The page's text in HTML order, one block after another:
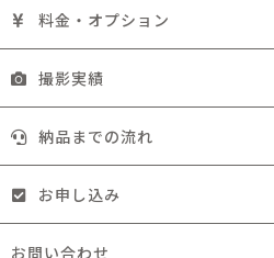
料金・オプション
撮影実績
納品までの流れ
お申し込み
お問い合わせ